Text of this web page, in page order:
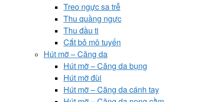
Treo ngực sa trễ
Thu quầng ngực
Thu đầu ti
Cắt bỏ mô tuyến
Hút mỡ – Căng da
Hút mỡ – Căng da bụng
Hút mỡ đùi
Hút mỡ – Căng da cánh tay